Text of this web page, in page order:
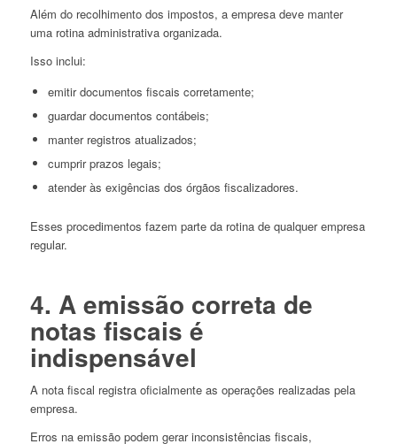
Além do recolhimento dos impostos, a empresa deve manter
uma rotina administrativa organizada.
Isso inclui:
emitir documentos fiscais corretamente;
guardar documentos contábeis;
manter registros atualizados;
cumprir prazos legais;
atender às exigências dos órgãos fiscalizadores.
Esses procedimentos fazem parte da rotina de qualquer empresa
regular.
4. A emissão correta de
notas fiscais é
indispensável
A nota fiscal registra oficialmente as operações realizadas pela
empresa.
Erros na emissão podem gerar inconsistências fiscais,